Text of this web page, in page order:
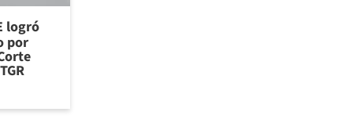
logró
por